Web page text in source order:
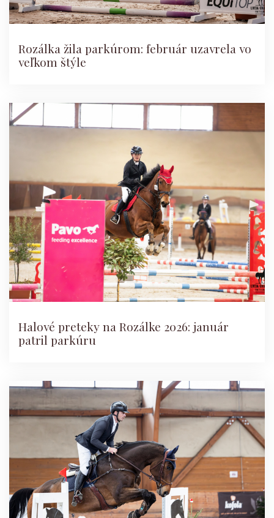
Rozálka žila parkúrom: február uzavrela vo
veľkom štýle
Halové preteky na Rozálke 2026: január
patril parkúru